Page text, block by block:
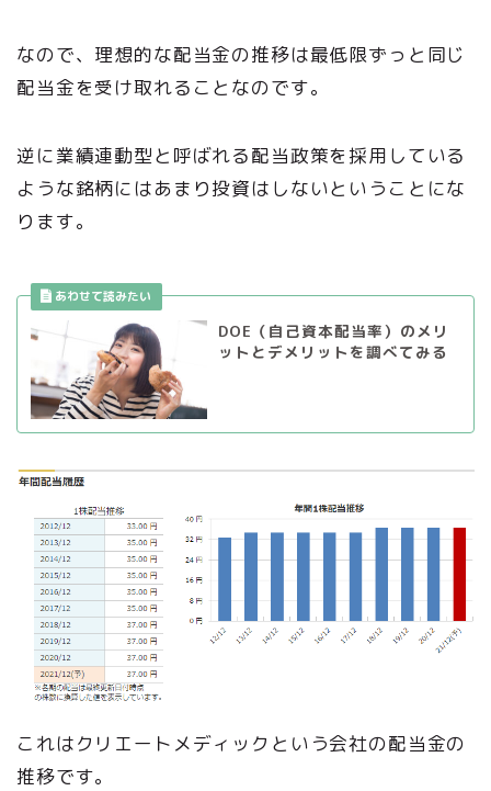
なので、理想的な配当金の推移は最低限ずっと同じ
配当金を受け取れることなのです。
逆に業績連動型と呼ばれる配当政策を採用している
ような銘柄にはあまり投資はしないということにな
ります。
DOE（自己資本配当率）のメリ
ットとデメリットを調べてみる
これはクリエートメディックという会社の配当金の
推移です。